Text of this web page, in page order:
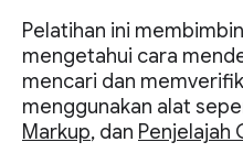
Pelatihan ini
mengetahui cara
mencari dan
menggunakan alat
Markup, dan Penjelajah